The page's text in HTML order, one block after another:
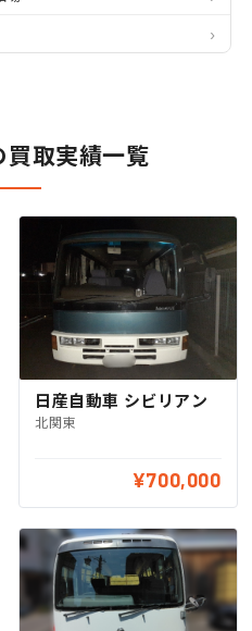
買取実績一覧
日産自動車 シビリアン
北関東
¥700,000